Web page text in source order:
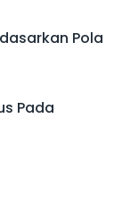
Pola
Pada